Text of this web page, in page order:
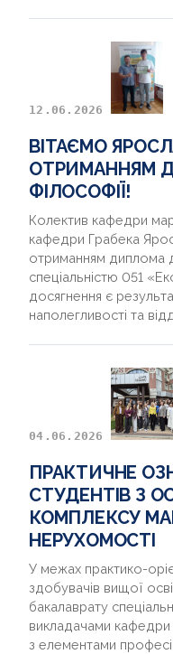
12.06.2026
ВІТАЄМО
ОТРИМАННЯМ
ФІЛОСОФІЇ!
Колектив кафедри
кафедри Грабека
отриманням диплома
спеціальністю 051
досягнення є
наполегливості та
04.06.2026
ПРАКТИЧНЕ
СТУДЕНТІВ З
КОМПЛЕКСУ
НЕРУХОМОСТІ
У межах практико-
здобувачів вищої
бакалаврату
викладачами кафедри
з елементами